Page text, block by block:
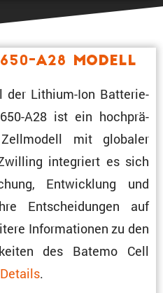
A28 Modell
der Lithium-Ion Batte­rie­
A28 ist ein hochprä­
mit globaler
integriert es sich
Entwick­lung und
Entschei­dungen auf
Infor­ma­tionen zu den
des Batemo Cell
Details.